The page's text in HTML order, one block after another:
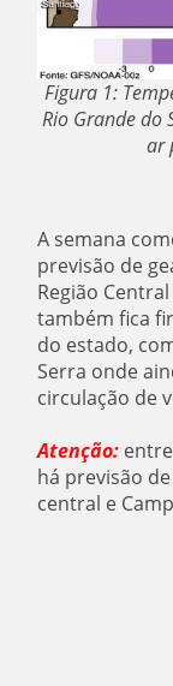
Figura 1:
Rio Grande do
ar
A semana
previsão de
Região
também fica
do estado,
Serra onde
circulação de
Atenção:
há previsão
central e